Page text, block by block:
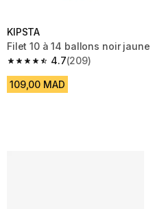
KIPSTA
Filet 10 à 14 ballons noir jaune
4.7
4.7 out of 5 stars from 209
(209)
109,00 MAD